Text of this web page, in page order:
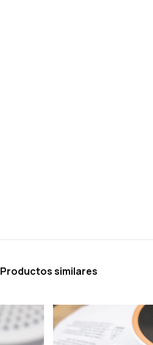
Productos similares